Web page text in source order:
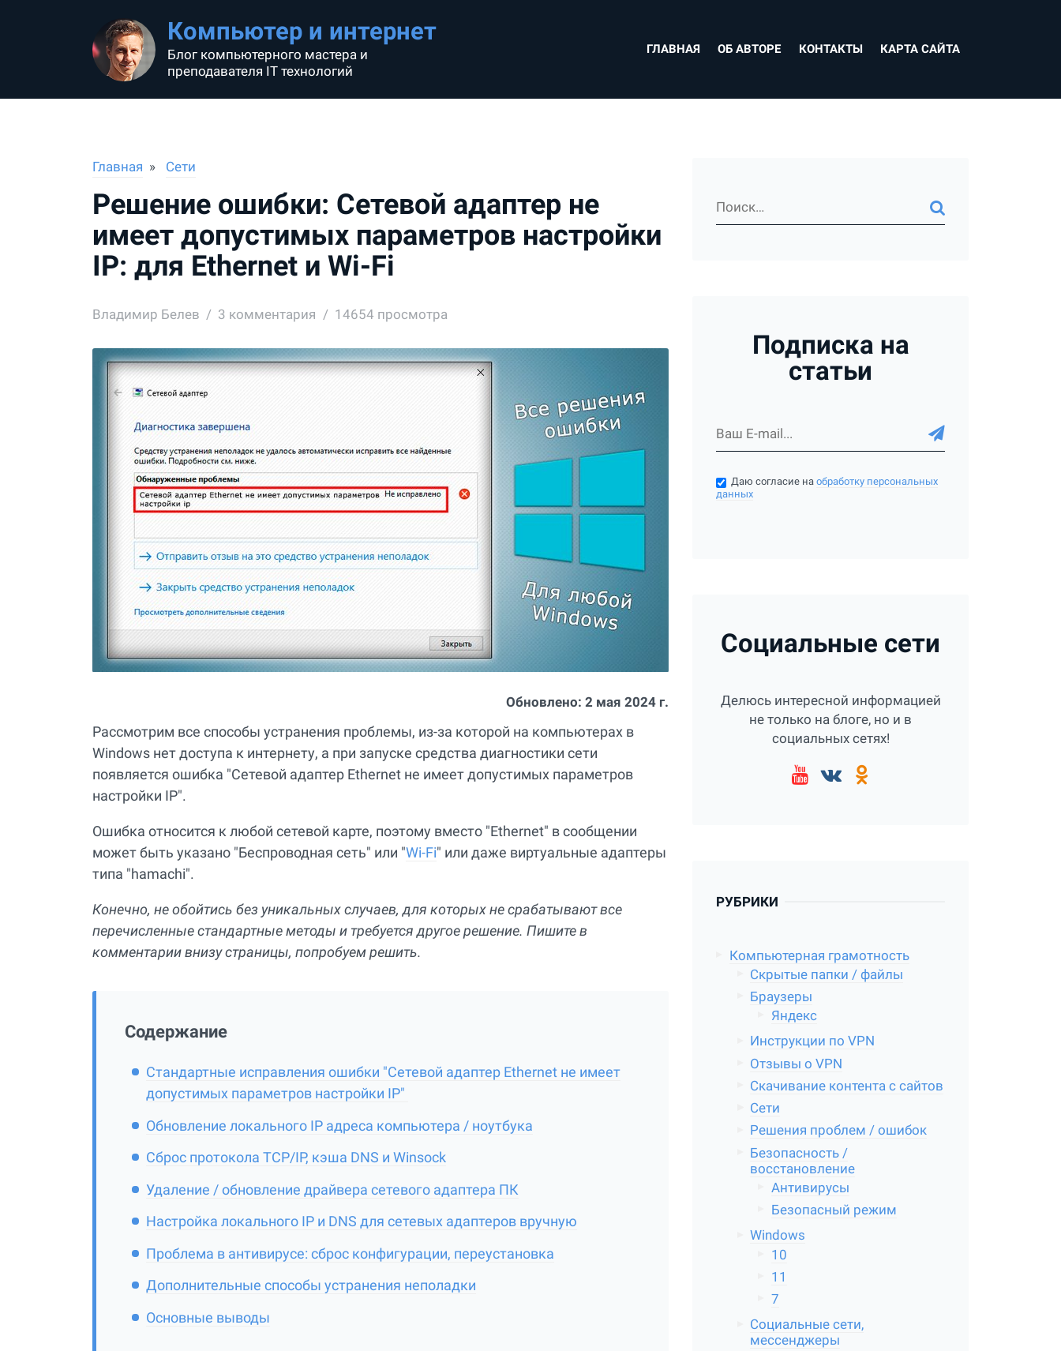
Компьютер и интернет
Блог компьютерного мастера и
преподавателя IT технологий
ГЛАВНАЯ ОБ АВТОРЕ КОНТАКТЫ КАРТА САЙТА
Главная Сети
Решение ошибки: Сетевой адаптер не
имеет допустимых параметров настройки
IP: для Ethernet и Wi-Fi
Владимир Белев 3 комментария 14654 просмотра
Обновлено: 2 мая 2024 г.
Рассмотрим все способы устранения проблемы, из-за которой на компьютерах в
Windows нет доступа к интернету, а при запуске средства диагностики сети
появляется ошибка "Сетевой адаптер Ethernet не имеет допустимых параметров
настройки IP".
Ошибка относится к любой сетевой карте, поэтому вместо "Ethernet" в сообщении
может быть указано "Беспроводная сеть" или "Wi-Fi" или даже виртуальные адаптеры
типа "hamachi".
Конечно, не обойтись без уникальных случаев, для которых не срабатывают все
перечисленные стандартные методы и требуется другое решение. Пишите в
комментарии внизу страницы, попробуем решить.
Содержание
Стандартные исправления ошибки "Сетевой адаптер Ethernet не имеет
допустимых параметров настройки IP"
Обновление локального IP адреса компьютера / ноутбука
Сброс протокола TCP/IP, кэша DNS и Winsock
Удаление / обновление драйвера сетевого адаптера ПК
Настройка локального IP и DNS для сетевых адаптеров вручную
Проблема в антивирусе: сброс конфигурации, переустановка
Дополнительные способы устранения неполадки
Основные выводы
Подписка на
статьи
Даю согласие наобработку персональных
данных
Социальные сети
Делюсь интересной информацией
не только на блоге, но и в
социальных сетях!
РУБРИКИ
Компьютерная грамотность
Скрытые папки / файлы
Браузеры
Яндекс
Инструкции по VPN
Отзывы о VPN
Скачивание контента с сайтов
Сети
Решения проблем / ошибок
Безопасность /
восстановление
Антивирусы
Безопасный режим
Windows
10
11
7
Социальные сети,
мессенджеры